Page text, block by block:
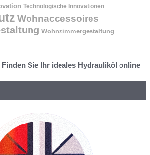
Technologische Innovationen
Wohnaccessoires
Wohnzimmergestaltung
Sie Ihr ideales Hydrauliköl online